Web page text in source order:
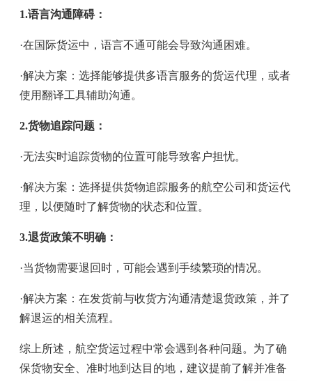
1.语言沟通障碍：
·在国际货运中，语言不通可能会导致沟通困难。
·解决方案：选择能够提供多语言服务的货运代理，或者
使用翻译工具辅助沟通。
2.货物追踪问题：
·无法实时追踪货物的位置可能导致客户担忧。
·解决方案：选择提供货物追踪服务的航空公司和货运代
理，以便随时了解货物的状态和位置。
3.退货政策不明确：
·当货物需要退回时，可能会遇到手续繁琐的情况。
·解决方案：在发货前与收货方沟通清楚退货政策，并了
解退运的相关流程。
综上所述，航空货运过程中常会遇到各种问题。为了确
保货物安全、准时地到达目的地，建议提前了解并准备